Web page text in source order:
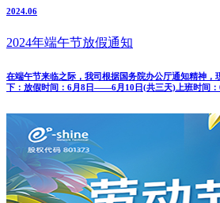
2024.06
2024年端午节放假通知
在端午节来临之际，我司根据国务院办公厅通知精神，
下：放假时间：6月8日——6月10日(共三天)上班时间：